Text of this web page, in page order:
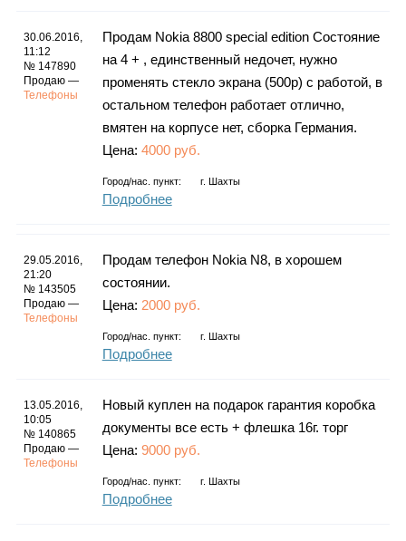
30.06.2016,
11:12
№ 147890
Продаю —
Телефоны
Продам Nokia 8800 special edition Состояние
на 4 + , единственный недочет, нужно
променять стекло экрана (500р) с работой, в
остальном телефон работает отлично,
вмятен на корпусе нет, сборка Германия.
Цена: 4000 руб.
Город/нас. пункт: г. Шахты
Подробнее
29.05.2016,
21:20
№ 143505
Продаю —
Телефоны
Продам телефон Nokia N8, в хорошем
состоянии.
Цена: 2000 руб.
Город/нас. пункт: г. Шахты
Подробнее
13.05.2016,
10:05
№ 140865
Продаю —
Телефоны
Новый куплен на подарок гарантия коробка
документы все есть + флешка 16г. торг
Цена: 9000 руб.
Город/нас. пункт: г. Шахты
Подробнее